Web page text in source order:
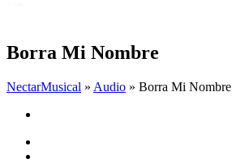
Borra Mi Nombre
NectarMusical » Audio » Borra Mi Nombre